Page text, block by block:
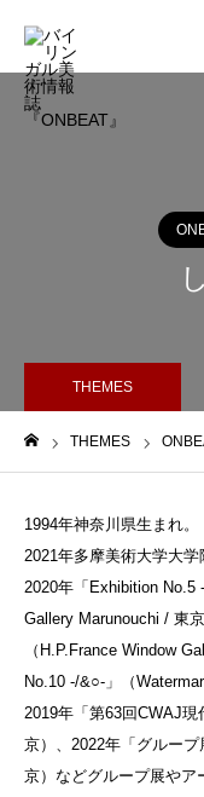
THEMES
THEMES
1994年神奈川県生まれ。
2021年多摩美術大学大学
2020年「Exhibition No.5
Gallery Marunouchi / 東
（H.P.France Window
No.10 -/&○-」（
2019年「第63回CWAJ
京）、2022年「グルー
京）などグループ展やア